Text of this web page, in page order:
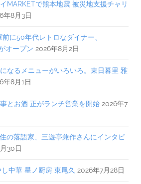
MARKETで熊本地震 被災地支援チャリ
年8月3日
前に50年代レトロなダイナー、
オープン 2026年8月2日
なるメニューがいろいろ。東日暮里 雅
年8月1日
とお酒 正がランチ営業を開始 2026年7
の落語家、三遊亭兼作さんにインタビ
30日
し中華 星ノ厨房 東尾久 2026年7月28日